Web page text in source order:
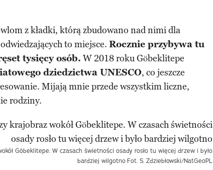
z kładki, którą zbudowano nad nimi dla
to miejsce. Rocznie przybywa tu
tysięcy osób. W 2018 roku Göbeklitepe
dziedzictwa UNESCO, co jeszcze
Mijają mnie przede wszystkim liczne,
rodziny.
Göbeklitepe. W czasach świetności osady rosło tu więcej drzew i było
bardziej wilgotno Fot. S. Zdziebłowski/NatGeoPL